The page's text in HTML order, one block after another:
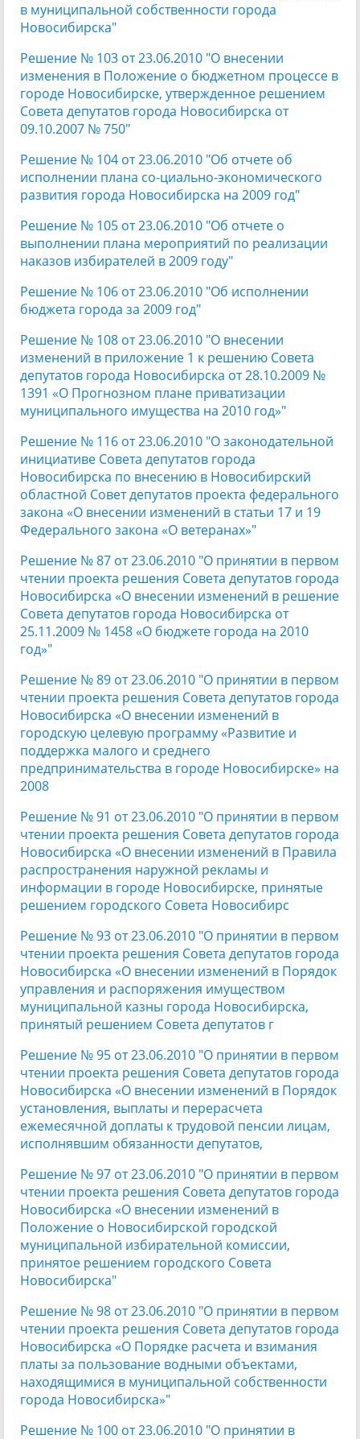
в муниципальной собственности города
Новосибирска"
Решение № 103 от 23.06.2010 "О внесении
изменения в Положение о бюджетном процессе в
городе Новосибирске, утвержденное решением
Совета депутатов города Новосибирска от
09.10.2007 № 750"
Решение № 104 от 23.06.2010 "Об отчете об
исполнении плана со-циально-экономического
развития города Новосибирска на 2009 год"
Решение № 105 от 23.06.2010 "Об отчете о
выполнении плана мероприятий по реализации
наказов избирателей в 2009 году"
Решение № 106 от 23.06.2010 "Об исполнении
бюджета города за 2009 год"
Решение № 108 от 23.06.2010 "О внесении
изменений в приложение 1 к решению Совета
депутатов города Новосибирска от 28.10.2009 №
1391 «О Прогнозном плане приватизации
муниципального имущества на 2010 год»"
Решение № 116 от 23.06.2010 "О законодательной
инициативе Совета депутатов города
Новосибирска по внесению в Новосибирский
областной Совет депутатов проекта федерального
закона «О внесении изменений в статьи 17 и 19
Федерального закона «О ветеранах»"
Решение № 87 от 23.06.2010 "О принятии в первом
чтении проекта решения Совета депутатов города
Новосибирска «О внесении изменений в решение
Совета депутатов города Новосибирска от
25.11.2009 № 1458 «О бюджете города на 2010
год»"
Решение № 89 от 23.06.2010 "О принятии в первом
чтении проекта решения Совета депутатов города
Новосибирска «О внесении изменений в
городскую целевую программу «Развитие и
поддержка малого и среднего
предпринимательства в городе Новосибирске» на
2008
Решение № 91 от 23.06.2010 "О принятии в первом
чтении проекта решения Совета депутатов города
Новосибирска «О внесении изменений в Правила
распространения наружной рекламы и
информации в городе Новосибирске, принятые
решением городского Совета Новосибирс
Решение № 93 от 23.06.2010 "О принятии в первом
чтении проекта решения Совета депутатов города
Новосибирска «О внесении изменений в Порядок
управления и распоряжения имуществом
муниципальной казны города Новосибирска,
принятый решением Совета депутатов г
Решение № 95 от 23.06.2010 "О принятии в первом
чтении проекта решения Совета депутатов города
Новосибирска «О внесении изменений в Порядок
установления, выплаты и перерасчета
ежемесячной доплаты к трудовой пенсии лицам,
исполнявшим обязанности депутатов,
Решение № 97 от 23.06.2010 "О принятии в первом
чтении проекта решения Совета депутатов города
Новосибирска «О внесении изменений в
Положение о Новосибирской городской
муниципальной избирательной комиссии,
принятое решением городского Совета
Новосибирска"
Решение № 98 от 23.06.2010 "О принятии в первом
чтении проекта решения Совета депутатов города
Новосибирска «О Порядке расчета и взимания
платы за пользование водными объектами,
находящимися в муниципальной собственности
города Новосибирска»"
Решение № 100 от 23.06.2010 "О принятии в